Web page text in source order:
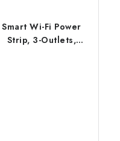
Smart Wi-Fi Power
Strip, 3-Outlets,